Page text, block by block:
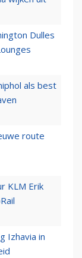
Dulles
als best
route
KLM Erik
Izhavia in